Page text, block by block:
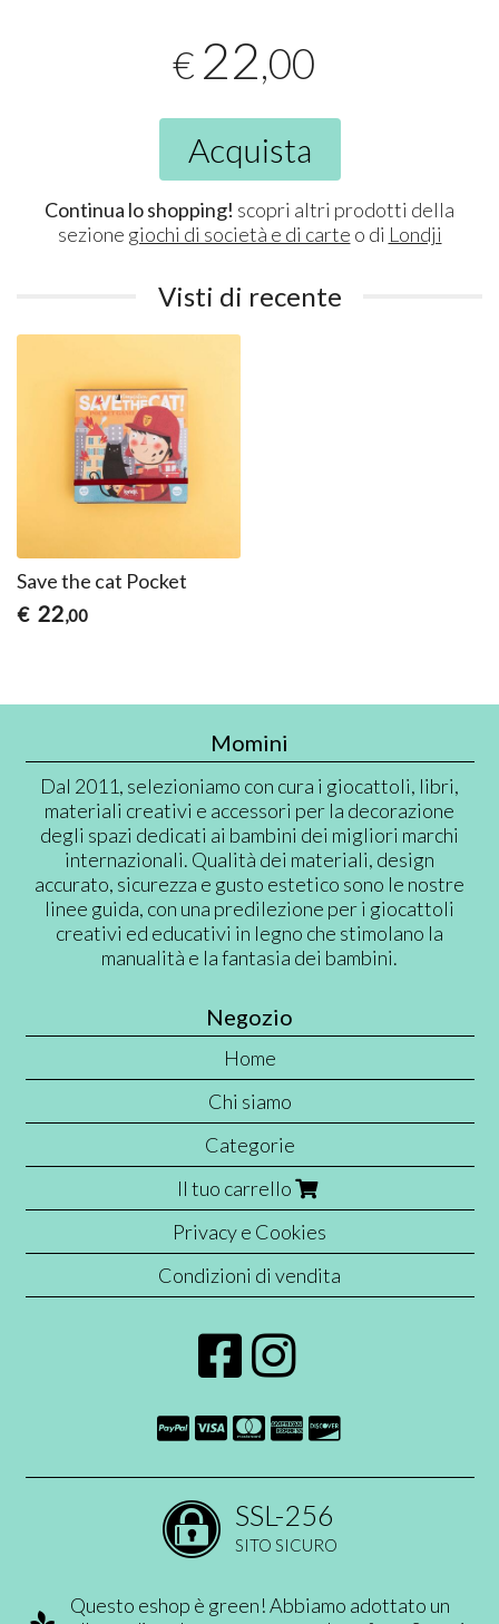
€ 22,00
Acquista
Continua lo shopping! scopri altri prodotti della
sezione giochi di società e di carte o di Londji
Visti di recente
Save the cat Pocket
€ 22,00
Momini
Dal 2011, selezioniamo con cura i giocattoli, libri,
materiali creativi e accessori per la decorazione
degli spazi dedicati ai bambini dei migliori marchi
internazionali. Qualità dei materiali, design
accurato, sicurezza e gusto estetico sono le nostre
linee guida, con una predilezione per i giocattoli
creativi ed educativi in legno che stimolano la
manualità e la fantasia dei bambini.
Negozio
Home
Chi siamo
Categorie
Il tuo carrello
Privacy e Cookies
Condizioni di vendita
SSL-256
SITO SICURO
Questo eshop è green! Abbiamo adottato un